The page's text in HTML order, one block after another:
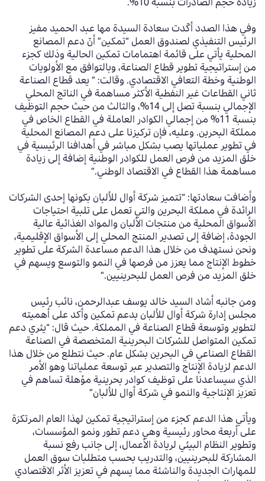
وفي هذا الصدد أكّدت سعادة السيدة مها عبدالحميد مفيز
الرئيس التنفيذي لصندوق العمل “تمكين” أنّ دعم المصانع
المحلية يأتي على قائمة اهتمامات تمكين الحالية وذلك كجزء
من إستراتيجية تطوير قطاع الصناعة، وبالتوافق مع الأولويات
الوطنية وخطة التعافي الاقتصادي. وقالت: ” يعد قطاع الصناعة
ثاني القطاعات غير النفطية الأكثر مساهمة في الناتج المحلي
الإجمالي بنسبة تصل إلى 14%، والثالث من حيث حجم التوظيف
بنسبة 11% من إجمالي الكوادر العاملة في القطاع الخاص في
مملكة البحرين. وعليه، فإن تركيزنا على دعم المصانع المحلية
في تطوير عملياتها يصب بشكل مباشر في أهدافنا الرئيسية في
خلق المزيد من فرص العمل للكوادر الوطنية إضافة إلى زيادة
مساهمة هذا القطاع في الاقتصاد الوطني.”
وأضافت سعادتها: “تتميز شركة أوال للألبان بكونها إحدى الشركات
الرائدة في مملكة البحرين والتي تعمل على تلبية احتياجات
الأسواق المحلية من منتجات الألبان والمواد الغذائية عالية
الجودة، إضافة إلى تصدير المنتج المحلي إلى الأسواق الإقليمية،
ونحن نستهدف من خلال هذا الدعم مساعدة الشركة على تطوير
خطوط الإنتاج مما يعزز من فرصها في النمو والتوسع ويسهم في
خلق المزيد من فرص العمل للبحرينيين.”
ومن جانبه أشاد السيدخالد يوسف عبدالرحمن، نائب رئيس
مجلس إدارةشركة أوال للألبان بدعم تمكين وأكد على أهميته
لتطوير وتوسعة قطاع الصناعة في المملكة. حيث قال: “يثريدعم
تمكين المتواصل للشركات البحرينية المتخصصة في الصناعة
القطاع الصناعيفي البحرين بشكل عام. حيث نتطلع من خلال هذا
الدعم لزيادة الإنتاج والتصدير عبر توسعة عملياتنا وهو الأمر
الذي سيساعدنا على توظيف كوادر بحرينية مؤهلة تساهم في
تعزيز الإنتاجية والنمو في شركة أوال للألبان”
ويأتي هذا الدعم كجزء من إستراتيجية تمكين لهذا العام المرتكزة
على أربعة محاور رئيسية وهي دعم تطور ونمو المؤسسات،
وتطوير النظام البيئي لريادة الأعمال،إلى جانب رفع نسبة
المشاركة للبحرينيين،والتدريب بحسب متطلبات سوق العمل
للمهارات الجديدة والناشئة مما يسهم في تعزيز الأثر الاقتصادي